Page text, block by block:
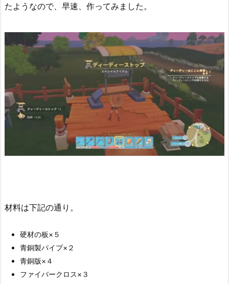
たようなので、早速、作ってみました。
材料は下記の通り。
硬材の板×５
青銅製パイプ×２
青銅版×４
ファイバークロス×３